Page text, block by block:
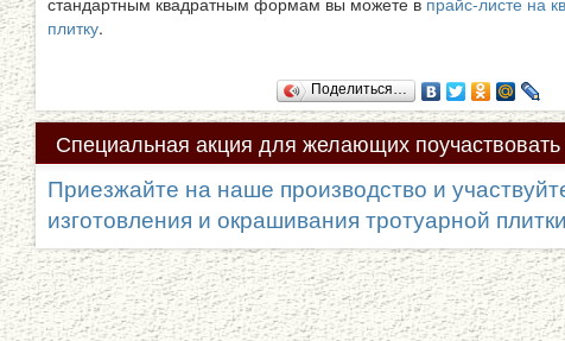
плитку.
Поделиться…
Специальная акция для желающих
процессе!
Приезжайте на наше производство и
изготовления и окрашивания тротуарной